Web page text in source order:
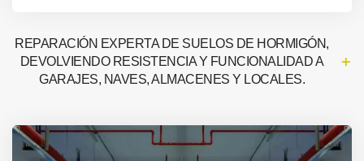
REPARACIÓN EXPERTA DE SUELOS DE HORMIGÓN,
DEVOLVIENDO RESISTENCIA Y FUNCIONALIDAD A
GARAJES, NAVES, ALMACENES Y LOCALES.